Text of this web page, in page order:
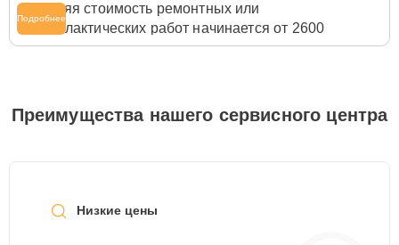
Средняя стоимость ремонтных или
профилактических работ начинается от 2600
рублей, однако цены на разные виды
материалов необходимо уточнять со специалистом
службы заботы о клиентах. Для расчета итоговой
сайте Iridium-Servis.
Подробнее
Преимущества нашего сервисного центра
Низкие цены